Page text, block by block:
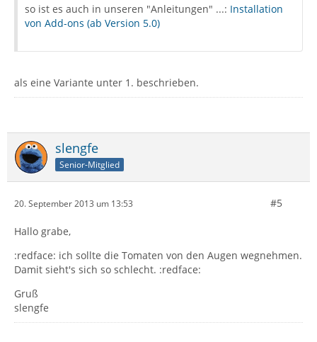
so ist es auch in unseren "Anleitungen" ...: Installation
von Add-ons (ab Version 5.0)
als eine Variante unter 1. beschrieben.
slengfe
Senior-Mitglied
20. September 2013 um 13:53 #5
Hallo grabe,
:redface: ich sollte die Tomaten von den Augen wegnehmen.
Damit sieht's sich so schlecht. :redface:
Gruß
slengfe